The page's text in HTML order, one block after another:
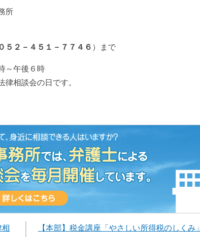
所
５２－４５１－７７４６ ）まで
～午後６時
律相談会の日です。
【本部】税金講座「やさしい所得税のしくみ」